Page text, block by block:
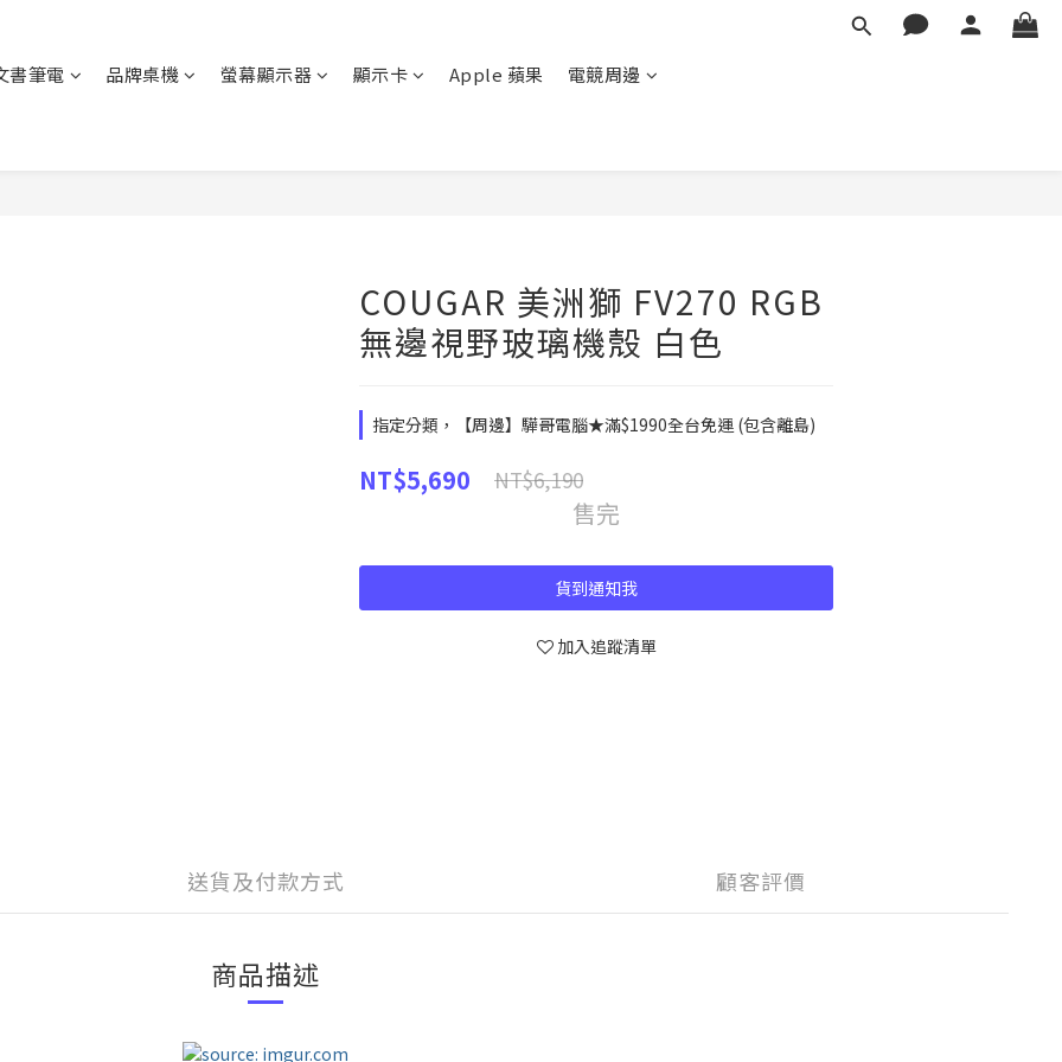
書筆電 品牌桌機 螢幕顯示器 顯示卡 Apple 蘋果 電競周邊
COUGAR 美洲獅 FV270 RGB
無邊視野玻璃機殼 白色
指定分類，【周邊】驊哥電腦★滿$1990全台免運 (包含離島)
NT$5,690 NT$6,190
售完
貨到通知我
加入追蹤清單
送貨及付款方式 顧客評價
商品描述